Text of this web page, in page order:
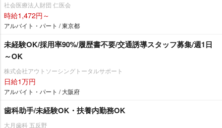
社会医療法人財団 仁医会
時給1,472円～
アルバイト・パート / 東京都
未経験OK/採用率90%/履歴書不要/交通誘導スタッフ募集/週1日
～OK
株式会社アウトソーシングトータルサポート
日給1万円
アルバイト・パート / 大阪府
歯科助手/未経験OK・扶養内勤務OK
大月歯科 五反野